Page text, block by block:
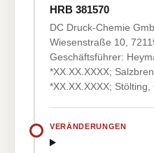
HRB 381570
DC Druck-Chemie
Wiesenstraße 10,
Geschäftsführer:
*XX.XX.XXXX;
*XX.XX.XXXX;
VERÄNDERUNGEN